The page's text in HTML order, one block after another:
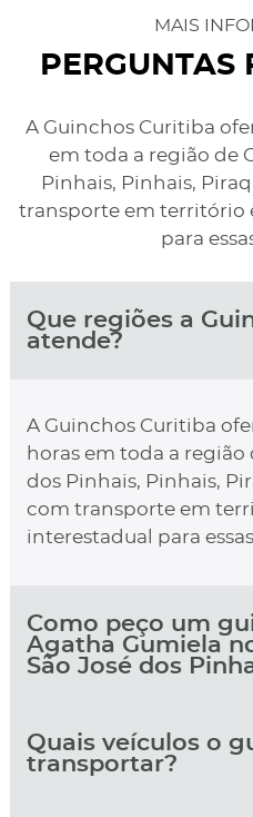
MAIS
PERGUNTAS
A Guinchos Curitiba
em toda a região de
Pinhais, Pinhais,
transporte em território
para
Que regiões a
atende?
A Guinchos Curitiba
horas em toda a região
dos Pinhais, Pinhais,
com transporte em
interestadual para
Como peço um
Agatha Gumiela
São José dos
Quais veículos o
transportar?